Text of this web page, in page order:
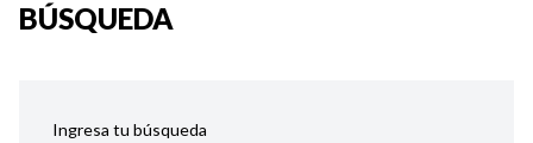
BÚSQUEDA
Ingresa tu búsqueda